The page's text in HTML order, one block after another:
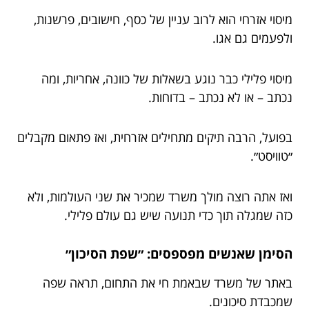
מיסוי אזרחי הוא לרוב עניין של כסף, חישובים, פרשנות,
ולפעמים גם אגו.
מיסוי פלילי כבר נוגע בשאלות של כוונה, אחריות, ומה
נכתב – או לא נכתב – בדוחות.
בפועל, הרבה תיקים מתחילים אזרחית, ואז פתאום מקבלים
״טוויסט״.
ואז אתה רוצה מולך משרד שמכיר את שני העולמות, ולא
כזה שמגלה תוך כדי תנועה שיש גם עולם פלילי.
הסימן שאנשים מפספסים: ״שפת הסיכון״
באתר של משרד שבאמת חי את התחום, תראה שפה
שמכבדת סיכונים.